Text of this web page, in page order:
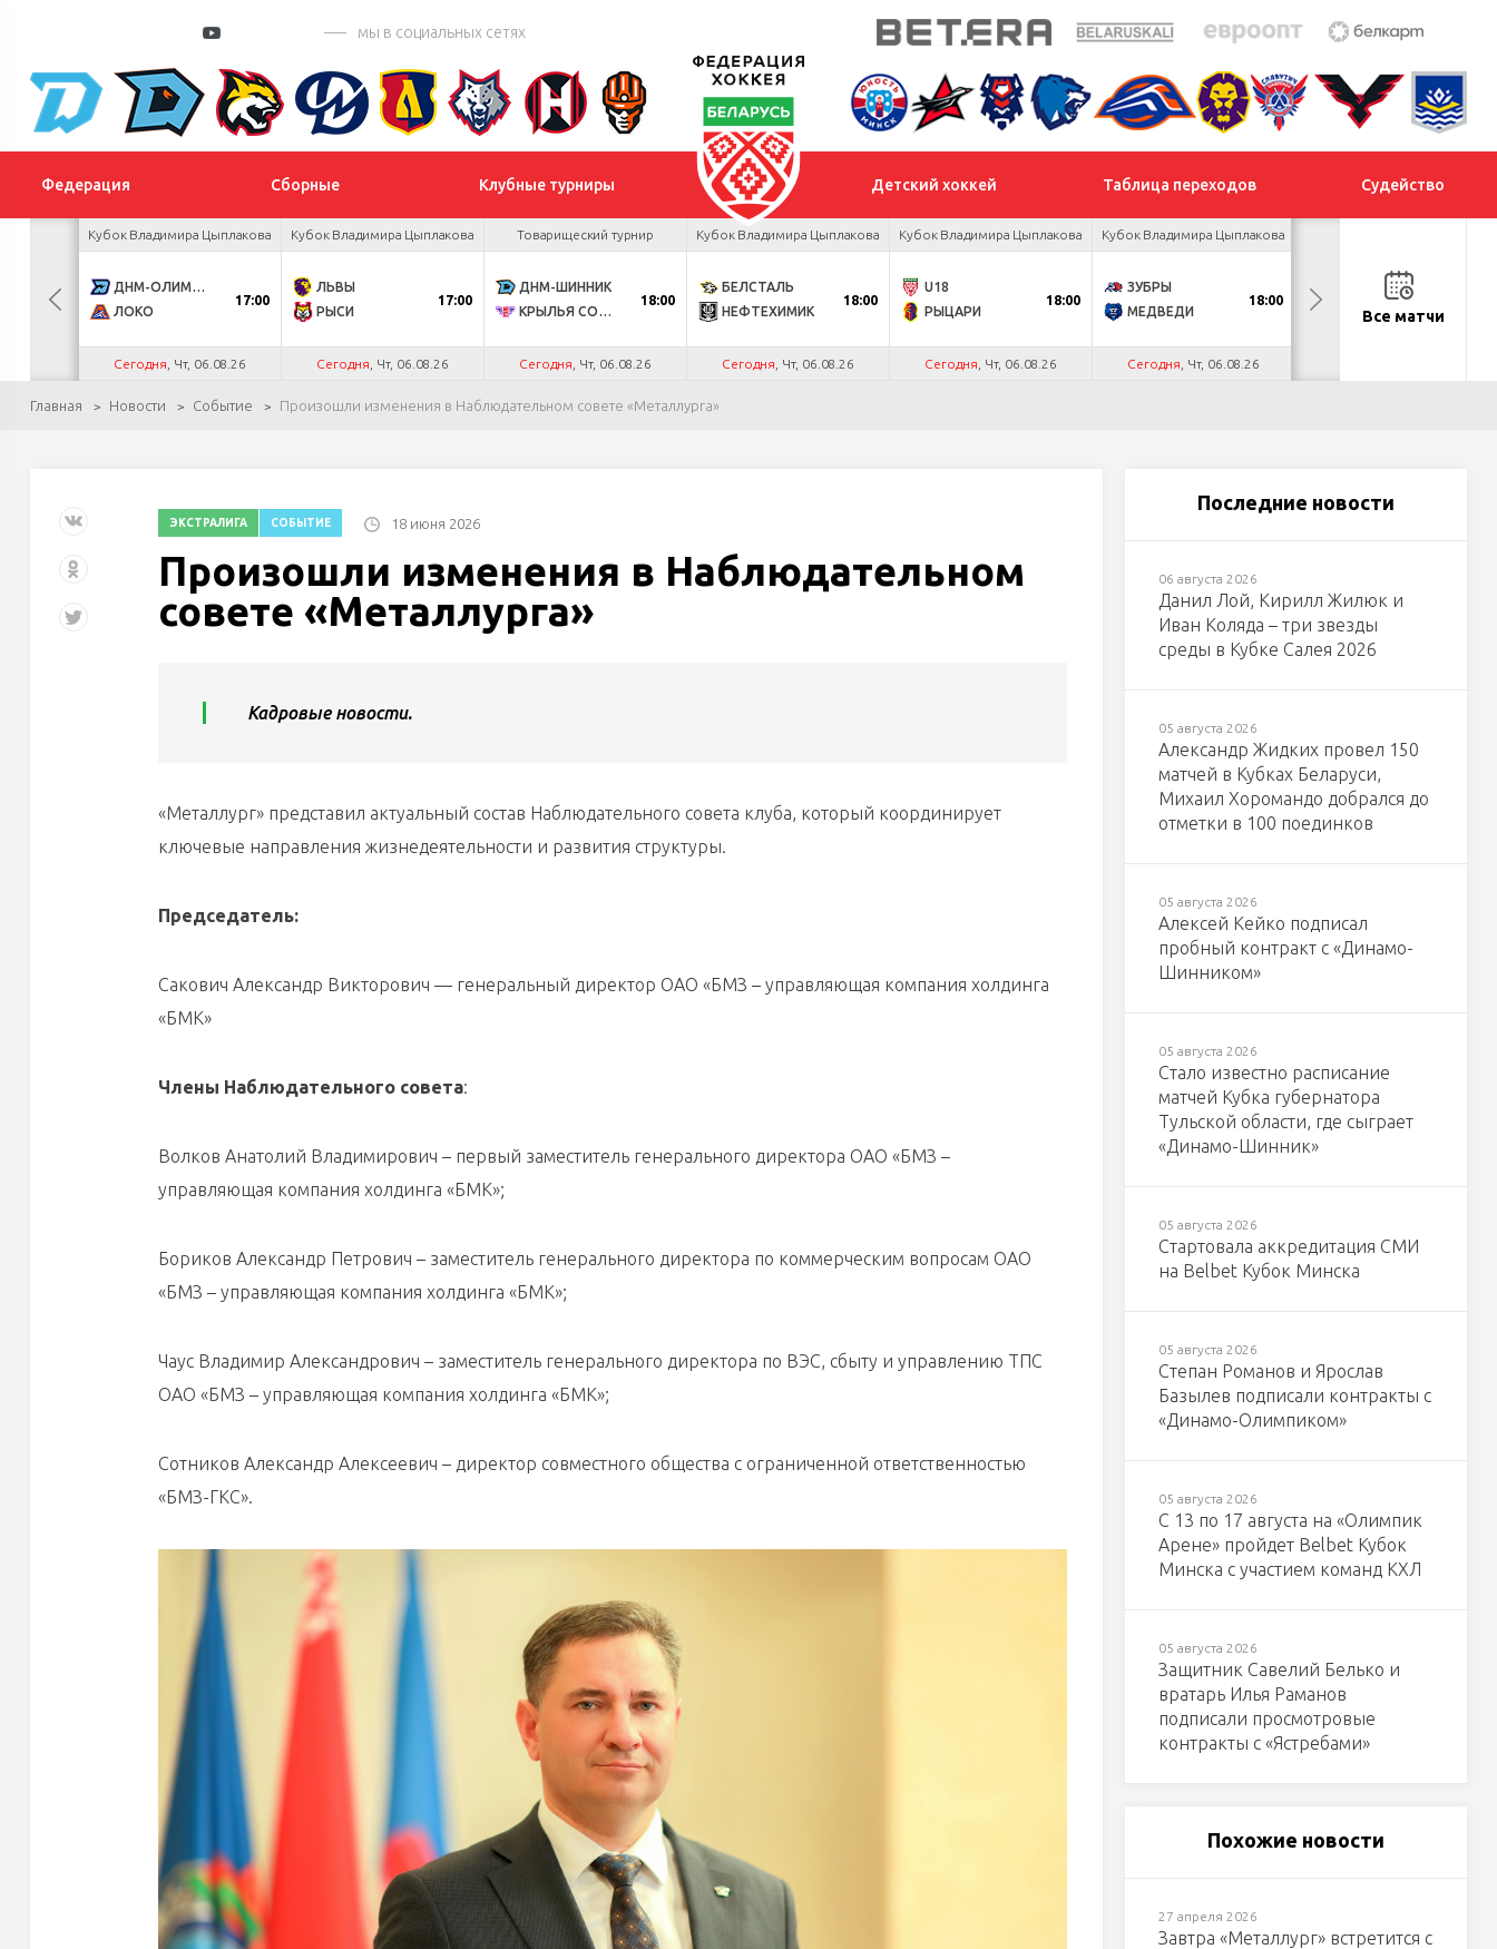
мы в социальных сетях
Федерация Сборные Клубные турниры Детский хоккей Таблица переходов Судейство
Кубок Владимира Цыплакова
ДНМ-ОЛИМПИК
ЛОКО
17:00
Сегодня , Чт, 06.08.26
Кубок Владимира Цыплакова
ЛЬВЫ
РЫСИ
17:00
Сегодня , Чт, 06.08.26
Товарищеский турнир
ДНМ-ШИННИК
КРЫЛЬЯ СОВЕТОВ
18:00
Сегодня , Чт, 06.08.26
Кубок Владимира Цыплакова
БЕЛСТАЛЬ
НЕФТЕХИМИК
18:00
Сегодня , Чт, 06.08.26
Кубок Владимира Цыплакова
U18
РЫЦАРИ
18:00
Сегодня , Чт, 06.08.26
Кубок Владимира Цыплакова
ЗУБРЫ
МЕДВЕДИ
18:00
Сегодня , Чт, 06.08.26
ЯСТРЕБЫ
ПРОГРЕСС
Все матчи
Главная Новости Событие Произошли изменения в Наблюдательном совете «Металлурга»
ЭКСТРАЛИГА СОБЫТИЕ 18 июня 2026
Произошли изменения в Наблюдательном
совете «Металлурга»
Кадровые новости.
«Металлург» представил актуальный состав Наблюдательного совета клуба, который координирует
ключевые направления жизнедеятельности и развития структуры.
Председатель:
Сакович Александр Викторович — генеральный директор ОАО «БМЗ – управляющая компания холдинга
«БМК»
Члены Наблюдательного совета:
Волков Анатолий Владимирович – первый заместитель генерального директора ОАО «БМЗ –
управляющая компания холдинга «БМК»;
Бориков Александр Петрович – заместитель генерального директора по коммерческим вопросам ОАО
«БМЗ – управляющая компания холдинга «БМК»;
Чаус Владимир Александрович – заместитель генерального директора по ВЭС, сбыту и управлению ТПС
ОАО «БМЗ – управляющая компания холдинга «БМК»;
Сотников Александр Алексеевич – директор совместного общества с ограниченной ответственностью
«БМЗ-ГКС».
Последние новости
06 августа 2026
Данил Лой, Кирилл Жилюк и
Иван Коляда – три звезды
среды в Кубке Салея 2026
05 августа 2026
Александр Жидких провел 150
матчей в Кубках Беларуси,
Михаил Хоромандо добрался до
отметки в 100 поединков
05 августа 2026
Алексей Кейко подписал
пробный контракт с «Динамо-
Шинником»
05 августа 2026
Стало известно расписание
матчей Кубка губернатора
Тульской области, где сыграет
«Динамо-Шинник»
05 августа 2026
Стартовала аккредитация СМИ
на Belbet Кубок Минска
05 августа 2026
Степан Романов и Ярослав
Базылев подписали контракты с
«Динамо-Олимпиком»
05 августа 2026
С 13 по 17 августа на «Олимпик
Арене» пройдет Belbet Кубок
Минска с участием команд КХЛ
05 августа 2026
Защитник Савелий Белько и
вратарь Илья Раманов
подписали просмотровые
контракты с «Ястребами»
Похожие новости
27 апреля 2026
Завтра «Металлург» встретится с